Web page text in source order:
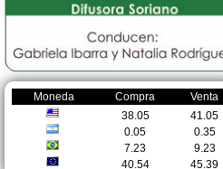
Moneda Compra
Venta
38.05
41.05
0.05
0.35
7.23
9.23
40.54
45.39